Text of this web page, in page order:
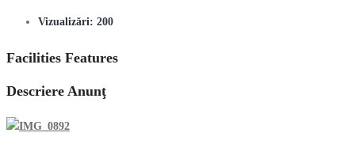
Vizualizări: 200
Facilities Features
Descriere Anunţ